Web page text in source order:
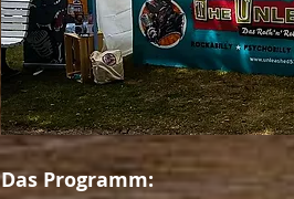
Das Programm: